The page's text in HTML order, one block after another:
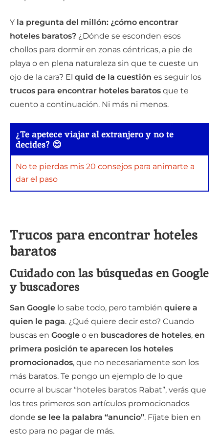
Y la pregunta del millón: ¿cómo encontrar
hoteles baratos? ¿Dónde se esconden esos
chollos para dormir en zonas céntricas, a pie de
playa o en plena naturaleza sin que te cueste un
ojo de la cara? El quid de la cuestión es seguir los
trucos para encontrar hoteles baratos que te
cuento a continuación. Ni más ni menos.
¿Te apetece viajar al extranjero y no te
decides? 😊
No te pierdas mis 20 consejos para animarte a
dar el paso
Trucos para encontrar hoteles
baratos
Cuidado con las búsquedas en Google
y buscadores
San Google lo sabe todo, pero también quiere a
quien le paga. ¿Qué quiere decir esto? Cuando
buscas en Google o en buscadores de hoteles, en
primera posición te aparecen los hoteles
promocionados, que no necesariamente son los
más baratos. Te pongo un ejemplo de lo que
ocurre al buscar “hoteles baratos Rabat”, verás que
los tres primeros son artículos promocionados
donde se lee la palabra “anuncio”. Fíjate bien en
esto para no pagar de más.